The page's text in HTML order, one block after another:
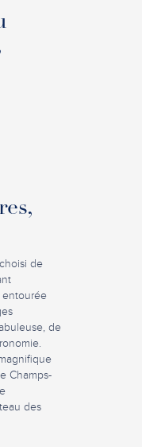
de
entourée
de
Champs-
des